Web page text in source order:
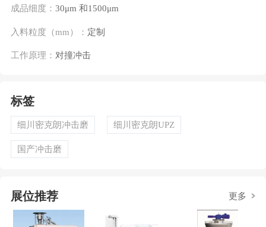
成品细度： 30μm 和1500μm
入料粒度（mm）： 定制
工作原理： 对撞冲击
标签
细川密克朗冲击磨 细川密克朗UPZ
国产冲击磨
展位推荐 更多